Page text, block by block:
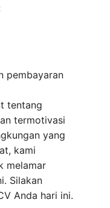
pembayaran
tentang
termotivasi
yang
kami
melamar
Silakan
Anda hari ini.